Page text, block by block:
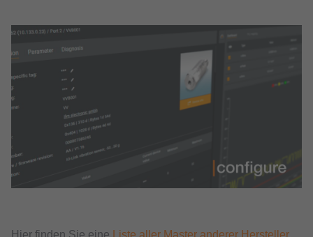
Hier finden Sie eine Liste aller Master anderer Hersteller,